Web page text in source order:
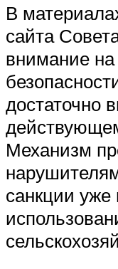
В
сайта
внимание
достаточно
Механизм
санкции